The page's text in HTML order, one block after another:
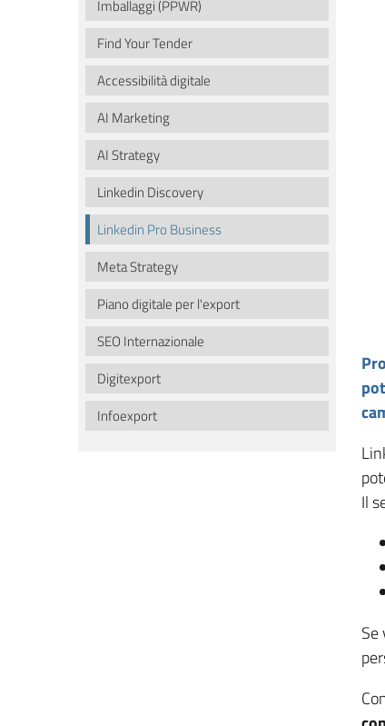
Imballaggi (PPWR)
Find Your Tender
Accessibilità digitale
AI Marketing
AI Strategy
Linkedin Discovery
Linkedin Pro Business
Meta Strategy
Piano digitale per l'export
SEO Internazionale
Digitexport
Infoexport
Il